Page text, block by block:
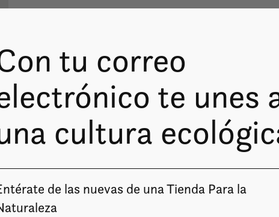
tu correo
te unes
cultura
de las nuevas de una Tienda Para la